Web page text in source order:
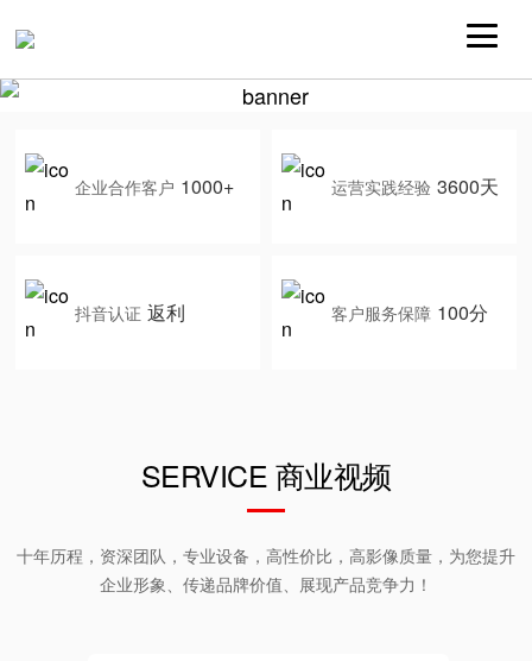
企业合作客户 1000+ 运营实践经验 3600天
抖音认证 返利 客户服务保障 100分
SERVICE 商业视频
十年历程，资深团队，专业设备，高性价比，高影像质量，为您提升
企业形象、传递品牌价值、展现产品竞争力！